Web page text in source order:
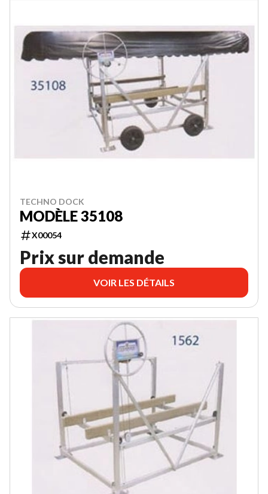
TECHNO DOCK
MODÈLE 35108
X00054
Prix sur demande
VOIR LES DÉTAILS